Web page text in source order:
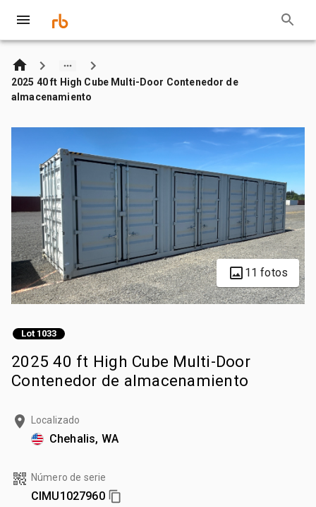
2025 40 ft High Cube Multi-Door Contenedor de
almacenamiento
11 fotos
Lot 1033
2025 40 ft High Cube Multi-Door
Contenedor de almacenamiento
Localizado
Chehalis, WA
Número de serie
CIMU1027960